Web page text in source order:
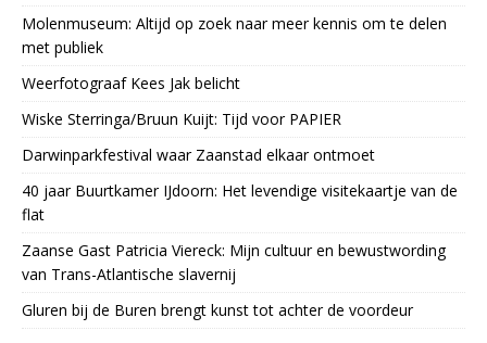
Molenmuseum: Altijd op zoek naar meer kennis om te delen
met publiek
Weerfotograaf Kees Jak belicht
Wiske Sterringa/Bruun Kuijt: Tijd voor PAPIER
Darwinparkfestival waar Zaanstad elkaar ontmoet
40 jaar Buurtkamer IJdoorn: Het levendige visitekaartje van de
flat
Zaanse Gast Patricia Viereck: Mijn cultuur en bewustwording
van Trans-Atlantische slavernij
Gluren bij de Buren brengt kunst tot achter de voordeur